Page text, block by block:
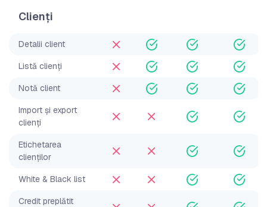
Clienți
Detalii client
Listă clienți
Notă client
Import și export
clienți
Etichetarea
clienților
White & Black list
Credit preplătit